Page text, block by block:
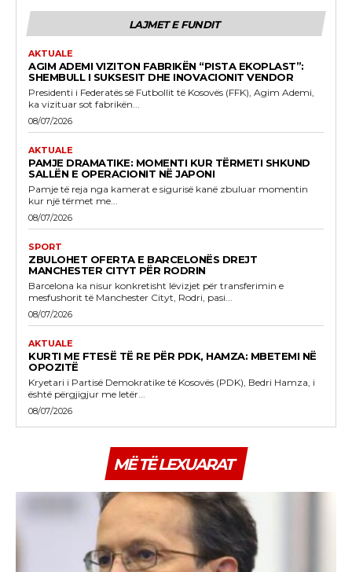
LAJMET E FUNDIT
AKTUALE
AGIM ADEMI VIZITON FABRIKËN “PISTA EKOPLAST”:
SHEMBULL I SUKSESIT DHE INOVACIONIT VENDOR
Presidenti i Federatës së Futbollit të Kosovës (FFK), Agim Ademi,
ka vizituar sot fabrikën...
08/07/2026
AKTUALE
PAMJE DRAMATIKE: MOMENTI KUR TËRMETI SHKUND
SALLËN E OPERACIONIT NË JAPONI
Pamje të reja nga kamerat e sigurisë kanë zbuluar momentin
kur një tërmet me...
08/07/2026
SPORT
ZBULOHET OFERTA E BARCELONËS DREJT
MANCHESTER CITYT PËR RODRIN
Barcelona ka nisur konkretisht lëvizjet për transferimin e
mesfushorit të Manchester Cityt, Rodri, pasi...
08/07/2026
AKTUALE
KURTI ME FTESË TË RE PËR PDK, HAMZA: MBETEMI NË
OPOZITË
Kryetari i Partisë Demokratike të Kosovës (PDK), Bedri Hamza, i
është përgjigjur me letër...
08/07/2026
MË TË LEXUARAT